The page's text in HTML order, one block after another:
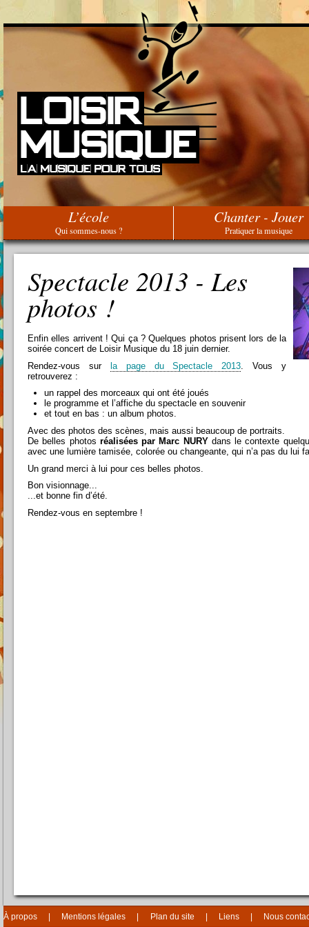
L’école
Qui sommes-nous ?
Chanter - Jouer
Pratiquer la musique
Spectacle 2013 - Les
photos !
Enfin elles arrivent ! Qui ça ? Quelques photos prisent lors de la
soirée concert de Loisir Musique du 18 juin dernier.
Rendez-vous sur
la page du Spectacle 2013 . Vous y
retrouverez :
un rappel des morceaux qui ont été joués
le programme et l’affiche du spectacle en souvenir
et tout en bas : un album photos.
Avec des photos des scènes, mais aussi beaucoup de portraits.
De belles photos réalisées par Marc NURYdans le contexte
avec une lumière tamisée, colorée ou changeante, qui n’a pas du lui
Un grand merci à lui pour ces belles photos.
Bon visionnage...
...et bonne fin d’été.
Rendez-vous en septembre !
À propos Mentions légales Plan du site Liens Nous